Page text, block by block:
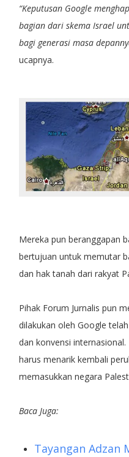
“Keputusan Google
bagian dari skema Israel
bagi generasi masa
ucapnya.
Mereka pun beranggapan
bertujuan untuk memutar
dan hak tanah dari rakyat
Pihak Forum Jurnalis pun
dilakukan oleh Google
dan konvensi
harus menarik kembali
memasukkan negara
Baca Juga:
Tayangan Adzan